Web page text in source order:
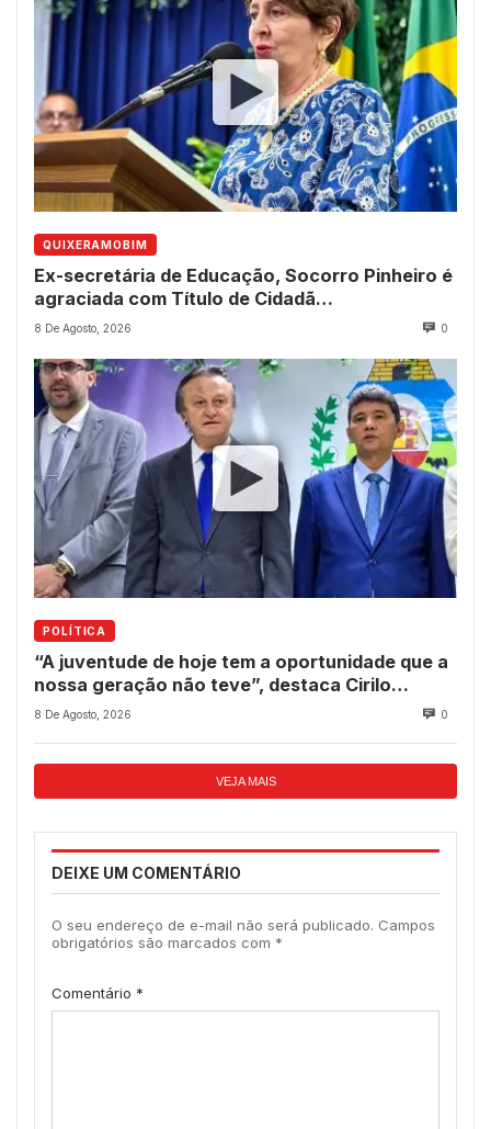
QUIXERAMOBIM
Ex-secretária de Educação, Socorro Pinheiro é
agraciada com Título de Cidadã
Quixeramobinense
8 De Agosto, 2026 0
POLÍTICA
“A juventude de hoje tem a oportunidade que a
nossa geração não teve”, destaca Cirilo
Pimenta durante Sessão Solene
8 De Agosto, 2026 0
VEJA MAIS
DEIXE UM COMENTÁRIO
O seu endereço de e-mail não será publicado. Campos
obrigatórios são marcados com *
Comentário *